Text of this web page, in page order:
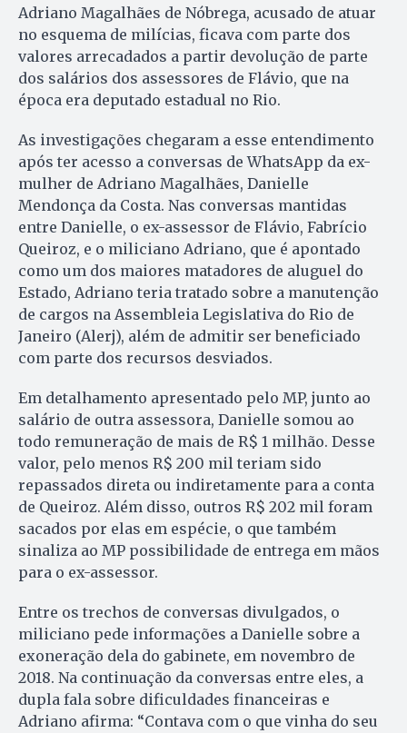
Adriano Magalhães de Nóbrega, acusado de atuar
no esquema de milícias, ficava com parte dos
valores arrecadados a partir devolução de parte
dos salários dos assessores de Flávio, que na
época era deputado estadual no Rio.
As investigações chegaram a esse entendimento
após ter acesso a conversas de WhatsApp da ex-
mulher de Adriano Magalhães, Danielle
Mendonça da Costa. Nas conversas mantidas
entre Danielle, o ex-assessor de Flávio, Fabrício
Queiroz, e o miliciano Adriano, que é apontado
como um dos maiores matadores de aluguel do
Estado, Adriano teria tratado sobre a manutenção
de cargos na Assembleia Legislativa do Rio de
Janeiro (Alerj), além de admitir ser beneficiado
com parte dos recursos desviados.
Em detalhamento apresentado pelo MP, junto ao
salário de outra assessora, Danielle somou ao
todo remuneração de mais de R$ 1 milhão. Desse
valor, pelo menos R$ 200 mil teriam sido
repassados direta ou indiretamente para a conta
de Queiroz. Além disso, outros R$ 202 mil foram
sacados por elas em espécie, o que também
sinaliza ao MP possibilidade de entrega em mãos
para o ex-assessor.
Entre os trechos de conversas divulgados, o
miliciano pede informações a Danielle sobre a
exoneração dela do gabinete, em novembro de
2018. Na continuação da conversas entre eles, a
dupla fala sobre dificuldades financeiras e
Adriano afirma: “Contava com o que vinha do seu